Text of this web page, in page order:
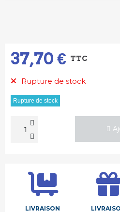
37,70 € TTC
Rupture de stock
Rupture de stock
LIVRAISON